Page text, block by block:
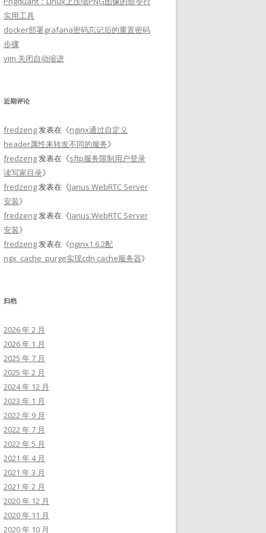
实用工具
docker部署grafana密码忘记后的重置密码
步骤
vim 关闭自动缩进
近期评论
fredzeng发表在《nginx通过自定义
header属性来转发不同的服务》
fredzeng发表在《sftp服务限制用户登录
读写家目录》
fredzeng发表在《Janus WebRTC Server
安装》
fredzeng发表在《Janus WebRTC Server
安装》
fredzeng发表在《nginx1.6.2配
ngx_cache_purge实现cdn cache服务器》
归档
2026 年 2 月
2026 年 1 月
2025 年 7 月
2025 年 2 月
2024 年 12 月
2023 年 1 月
2022 年 9 月
2022 年 7 月
2022 年 5 月
2021 年 4 月
2021 年 3 月
2021 年 2 月
2020 年 12 月
2020 年 11 月
2020 年 10 月